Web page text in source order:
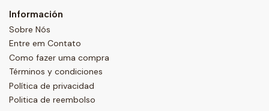
Información
Sobre Nós
Entre em Contato
Como fazer uma compra
Términos y condiciones
Política de privacidad
Politica de reembolso